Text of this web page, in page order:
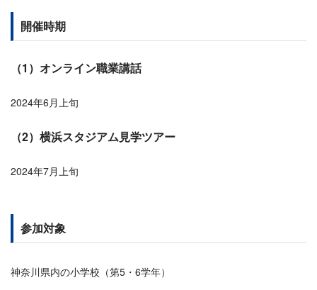
開催時期
（1）オンライン職業講話
2024年6月上旬
（2）横浜スタジアム見学ツアー
2024年7月上旬
参加対象
神奈川県内の小学校（第5・6学年）